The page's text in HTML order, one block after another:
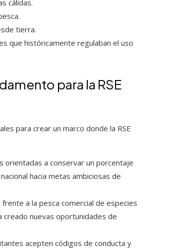
cálidas.
tierra.
que históricamente regulaban el uso
para la RSE
para crear un marco donde la RSE
orientadas a conservar un porcentaje
hacia metas ambiciosas de
a la pesca comercial de especies
creado nuevas oportunidades de
acepten códigos de conducta y